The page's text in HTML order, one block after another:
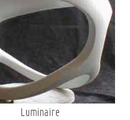
Luminaire